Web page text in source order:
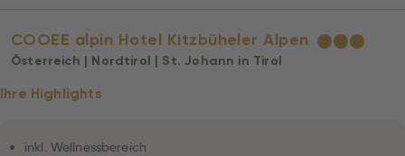
COOEE alpin Hotel Kitzbüheler Alpen ★★★
Österreich | Nordtirol | St. Johann in Tirol
Ihre Highlights
inkl. Wellnessbereich